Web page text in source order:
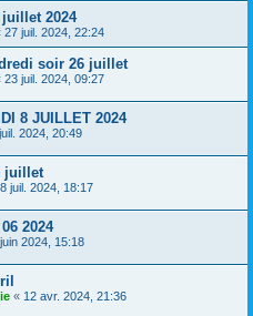
2024
27 juil. 2024, 22:24
soir 26 juillet
23 juil. 2024, 09:27
8 JUILLET 2024
2024, 20:49
juillet
juil. 2024, 18:17
2024
2024, 15:18
« 12 avr. 2024, 21:36